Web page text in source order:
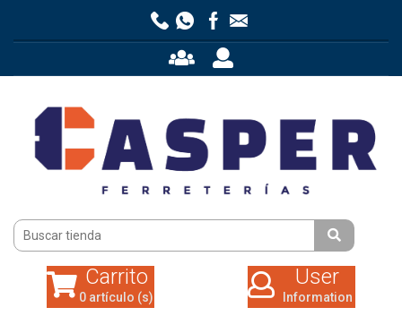
0 artículo (s)
Carrito
0 artículo (s)
User
Information